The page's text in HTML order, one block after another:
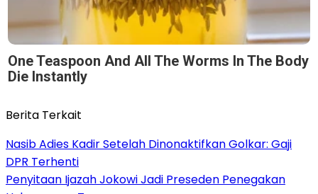
One Teaspoon And All The Worms In The Body
Die Instantly
Berita Terkait
Nasib Adies Kadir Setelah Dinonaktifkan Golkar: Gaji
DPR Terhenti
Penyitaan Ijazah Jokowi Jadi Preseden Penegakan